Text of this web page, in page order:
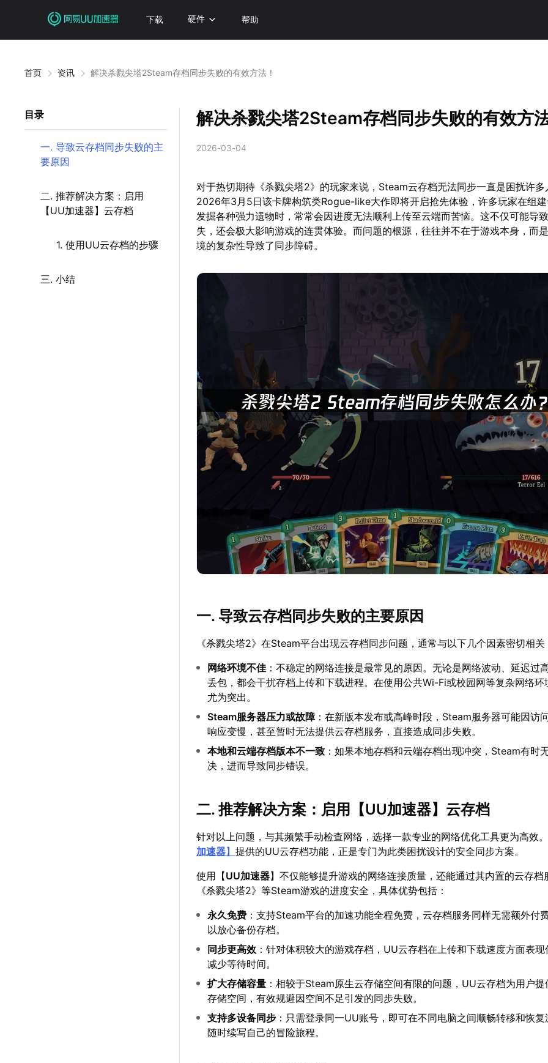
下载 硬件 帮助
首页 资讯 解决杀戮尖塔2Steam存档同步失败的有效方法！
目录
一. 导致云存档同步失败的主
要原因
二. 推荐解决方案：启用
【UU加速器】云存档
1. 使用UU云存档的步骤
三. 小结
解决杀戮尖塔2Steam存档同步失败的有效方
2026-03-04
对于热切期待《杀戮尖塔2》的玩家来说，Steam云存档无法同步一直是困扰许多
2026年3月5日该卡牌构筑类Rogue-like大作即将开启抢先体验，许多玩家在组
发掘各种强力遗物时，常常会因进度无法顺利上传至云端而苦恼。这不仅可能导
失，还会极大影响游戏的连贯体验。而问题的根源，往往并不在于游戏本身，而
境的复杂性导致了同步障碍。
一. 导致云存档同步失败的主要原因
《杀戮尖塔2》在Steam平台出现云存档同步问题，通常与以下几个因素密切相关
网络环境不佳 ：不稳定的网络连接是最常见的原因。无论是网络波动、延迟过
丢包，都会干扰存档上传和下载进程。在使用公共Wi-Fi或校园网等复杂网络环
尤为突出。
Steam服务器压力或故障：在新版本发布或高峰时段，Steam服务器可能因访
响应变慢，甚至暂时无法提供云存档服务，直接造成同步失败。
本地和云端存档版本不一致 ：如果本地存档和云端存档出现冲突，Steam有时
决，进而导致同步错误。
二. 推荐解决方案：启用【UU加速器】云存档
针对以上问题，与其频繁手动检查网络，选择一款专业的网络优化工具更为高效
加速器】提供的UU云存档功能，正是专门为此类困扰设计的安全同步方案。
使用【UU加速器】不仅能够提升游戏的网络连接质量，还能通过其内置的云存档
《杀戮尖塔2》等Steam游戏的进度安全，具体优势包括：
永久免费 ：支持Steam平台的加速功能全程免费，云存档服务同样无需额外付
以放心备份存档。
同步更高效 ：针对体积较大的游戏存档，UU云存档在上传和下载速度方面表
减少等待时间。
扩大存储容量 ：相较于Steam原生云存储空间有限的问题，UU云存档为用户
存储空间，有效规避因空间不足引发的同步失败。
支持多设备同步 ：只需登录同一UU账号，即可在不同电脑之间顺畅转移和恢
随时续写自己的冒险旅程。